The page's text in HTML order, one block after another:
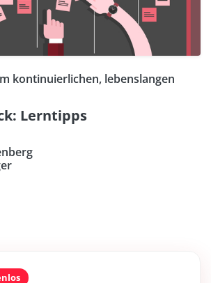
kontinuierlichen, lebenslangen
Lerntipps